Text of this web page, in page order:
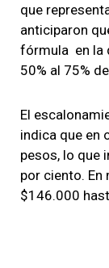
que
anticiparon
fórmula en la
50% al 75%
El
indica que en
pesos, lo que
por ciento. En
$146.000